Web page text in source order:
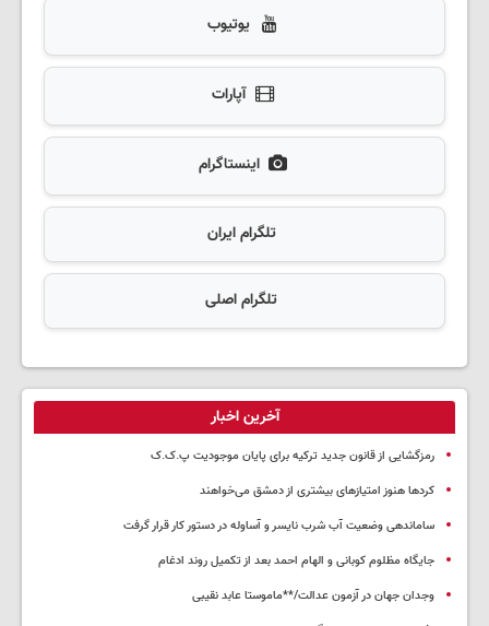
یوتیوب
آپارات
اینستاگرام
تلگرام ایران
تلگرام اصلی
آخرین اخبار
رمزگشایی از قانون جدید ترکیه برای پایان موجودیت پ.ک.ک
کردها هنوز امتیازهای بیشتری از دمشق می‌خواهند
ساماندهی وضعیت آب شرب نایسر و آساوله در دستور کار قرار گرفت
جایگاه مظلوم کوبانی و الهام احمد بعد از تکمیل روند ادغام
وجدان جهان در آزمون عدالت/**ماموستا عابد نقیبی